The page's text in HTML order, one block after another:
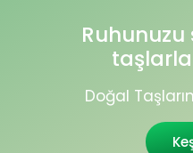
taşlarla
Doğal